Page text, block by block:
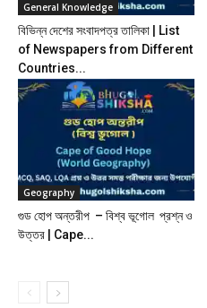
General Knowledge
বিভিন্ন দেশের সংবাদপত্র তালিকা | List
of Newspapers from Different
Countries...
Geography
গুড হোপ অন্তরীপ – বিশ্ব ভূগোল প্রশ্ন ও
উত্তর | Cape...